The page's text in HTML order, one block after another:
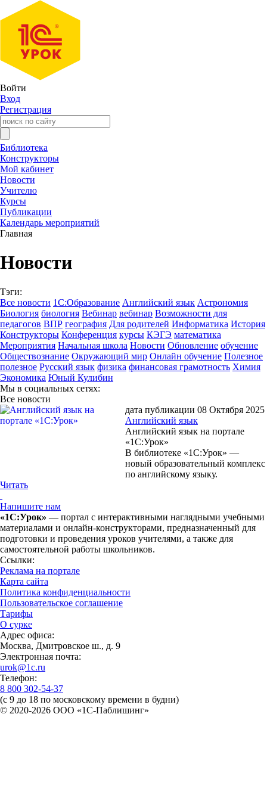
Войти
Вход
Регистрация
Библиотека
Конструкторы
Мой кабинет
Новости
Учителю
Курсы
Публикации
Календарь мероприятий
Главная
Новости
Тэги:
Все новости 1С:Образование Английский язык Астрономия
Биология биология Вебинар вебинар Возможности для
педагогов ВПР география Для родителей Информатика История
Конструкторы Конференция курсы КЭГЭ математика
Мероприятия Начальная школа Новости Обновление обучение
Обществознание Окружающий мир Онлайн обучение Полезное
полезное Русский язык физика финансовая грамотность Химия
Экономика Юный Кулибин
Мы в социальных сетях:
Все новости
дата публикации 08 Октября 2025
Английский язык
Английский язык на портале
«1С:Урок»
В библиотеке «1С:Урок» —
новый образовательный комплекс
по английскому языку.
Читать
Напишите нам
«1С:Урок» — портал с интерактивными наглядными учебными
материалами и онлайн-конструкторами, предназначенный для
подготовки и проведения уроков учителями, а также для
самостоятельной работы школьников.
Ссылки:
Реклама на портале
Карта сайта
Политика конфиденциальности
Пользовательское соглашение
Тарифы
О сурке
Адрес офиса:
Москва, Дмитровское ш., д. 9
Электронная почта:
urok@1c.ru
Телефон:
8 800 302-54-37
(с 9 до 18 по московскому времени в будни)
© 2020-2026 OOO «1С-Паблишинг»